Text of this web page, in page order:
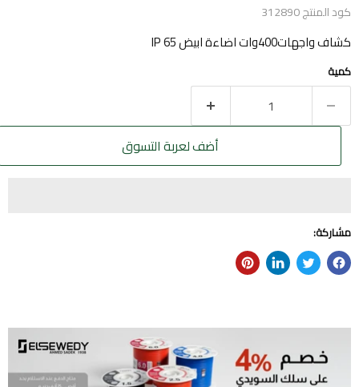
كود المنتج312890
كشاف واجهات400وات اضاءة ابيض IP 65
كمية
أضف لعربة التسوق
مشاركة: